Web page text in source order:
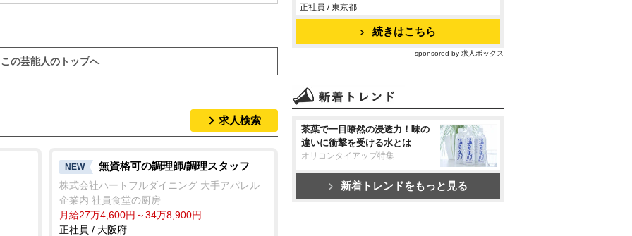
この芸能人のトップへ
求人検索
NEW 無資格可の調理師/調理スタッフ
株式会社ハートフルダイニング 大手アパレル
企業内 社員食堂の厨房
月給27万4,600円～34万8,900円
正社員 / 大阪府
正社員 / 東京都
続きはこちら
sponsored by 求人ボックス
茶葉で一目瞭然の浸透力！味の
違いに衝撃を受ける水とは
オリコンタイアップ特集
新着トレンドをもっと見る